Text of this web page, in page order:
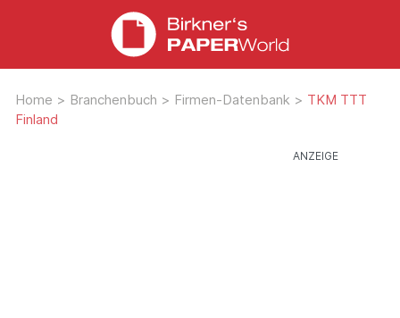
Home > Branchenbuch > Firmen-Datenbank > TKM TTT
Finland